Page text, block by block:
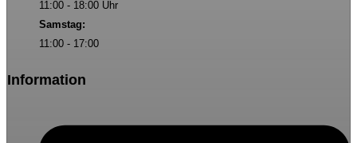
11:00 - 18:00 Uhr
Samstag:
11:00 - 17:00
Information